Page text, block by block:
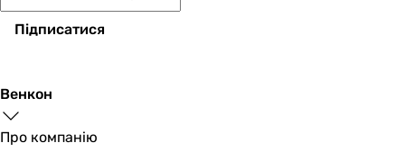
1 541
Підписатися
Венкон
Про компанію